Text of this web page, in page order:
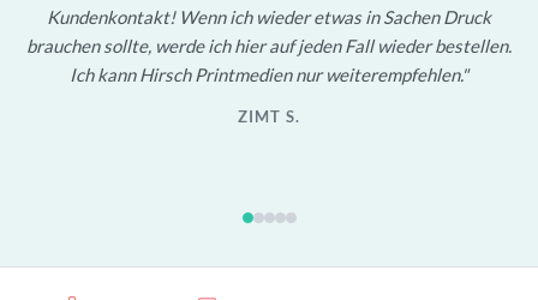
Kundenkontakt! Wenn ich wieder etwas in Sachen Druck
brauchen sollte, werde ich hier auf jeden Fall wieder bestellen.
Ich kann Hirsch Printmedien nur weiterempfehlen.
ZIMT S.